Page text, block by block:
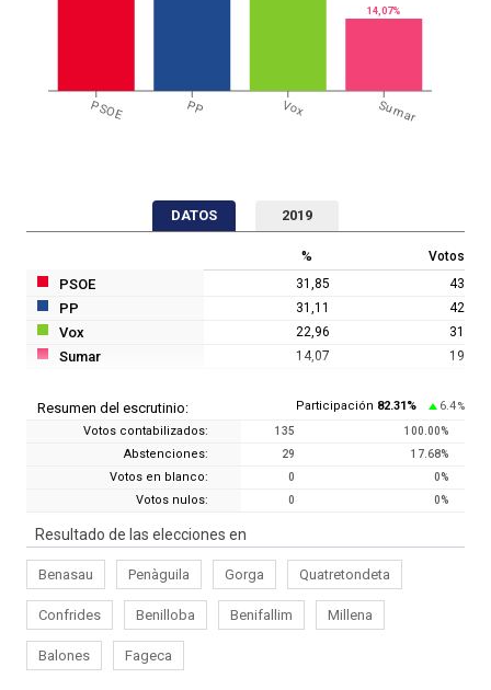
PSOE PP Vox Sumar
14,07%
DATOS 2019
% Votos
PSOE 31,85 43
PP 31,11 42
Vox 22,96 31
Sumar 14,07 19
Resumen del escrutinio: Participación 82.31% 6.4 %
Votos contabilizados: 135 100.00%
Abstenciones: 29 17.68%
Votos en blanco: 0 0%
Votos nulos: 0 0%
Resultado de las elecciones en
Benasau Penàguila Gorga Quatretondeta
Confrides Benilloba Benifallim Millena
Balones Fageca